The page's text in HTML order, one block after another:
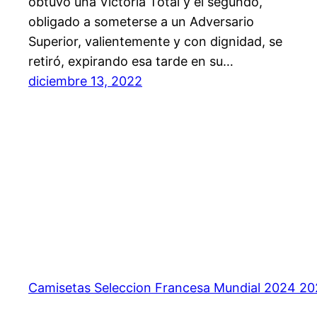
obligado a someterse a un Adversario
Superior, valientemente y con dignidad, se
retiró, expirando esa tarde en su…
diciembre 13, 2022
Camisetas Seleccion Francesa Mundial 2024